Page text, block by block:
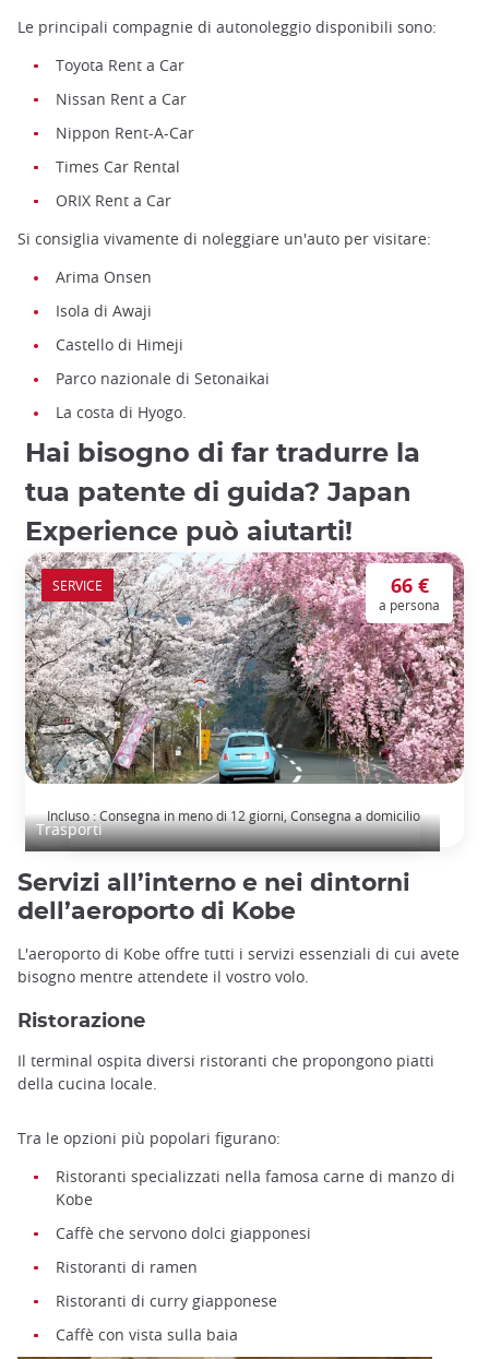
Le principali compagnie di autonoleggio disponibili sono:
Toyota Rent a Car
Nissan Rent a Car
Nippon Rent-A-Car
Times Car Rental
ORIX Rent a Car
Si consiglia vivamente di noleggiare un'auto per visitare:
Arima Onsen
Isola di Awaji
Castello di Himeji
Parco nazionale di Setonaikai
La costa di Hyogo.
Hai bisogno di far tradurre la
tua patente di guida? Japan
Experience può aiutarti!
Trasporti
66 €
a persona
Incluso : Consegna in meno di 12 giorni, Consegna a domicilio
SERVICE
Servizi all’interno e nei dintorni
dell’aeroporto di Kobe
L'aeroporto di Kobe offre tutti i servizi essenziali di cui avete
bisogno mentre attendete il vostro volo.
Ristorazione
Il terminal ospita diversi ristoranti che propongono piatti
della cucina locale.
Tra le opzioni più popolari figurano:
Ristoranti specializzati nella famosa carne di manzo di
Kobe
Caffè che servono dolci giapponesi
Ristoranti di ramen
Ristoranti di curry giapponese
Caffè con vista sulla baia